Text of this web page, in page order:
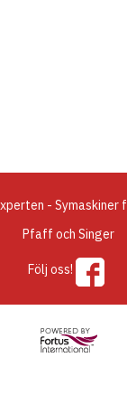
- Symaskiner
Pfaff och Singer
Följ oss!